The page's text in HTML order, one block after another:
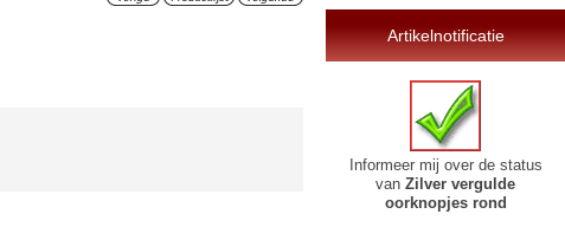
Artikelnotificatie
Informeer mij over de status
vanZilver vergulde
oorknopjes rond